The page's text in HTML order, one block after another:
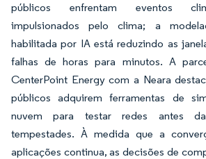
públicos enfrentam eventos
impulsionados pelo clima; a
habilitada por IA está reduzindo as
falhas de horas para minutos. A
CenterPoint Energy com a Neara
públicos adquirem ferramentas de
nuvem para testar redes antes
tempestades. À medida que a
aplicações continua, as decisões de